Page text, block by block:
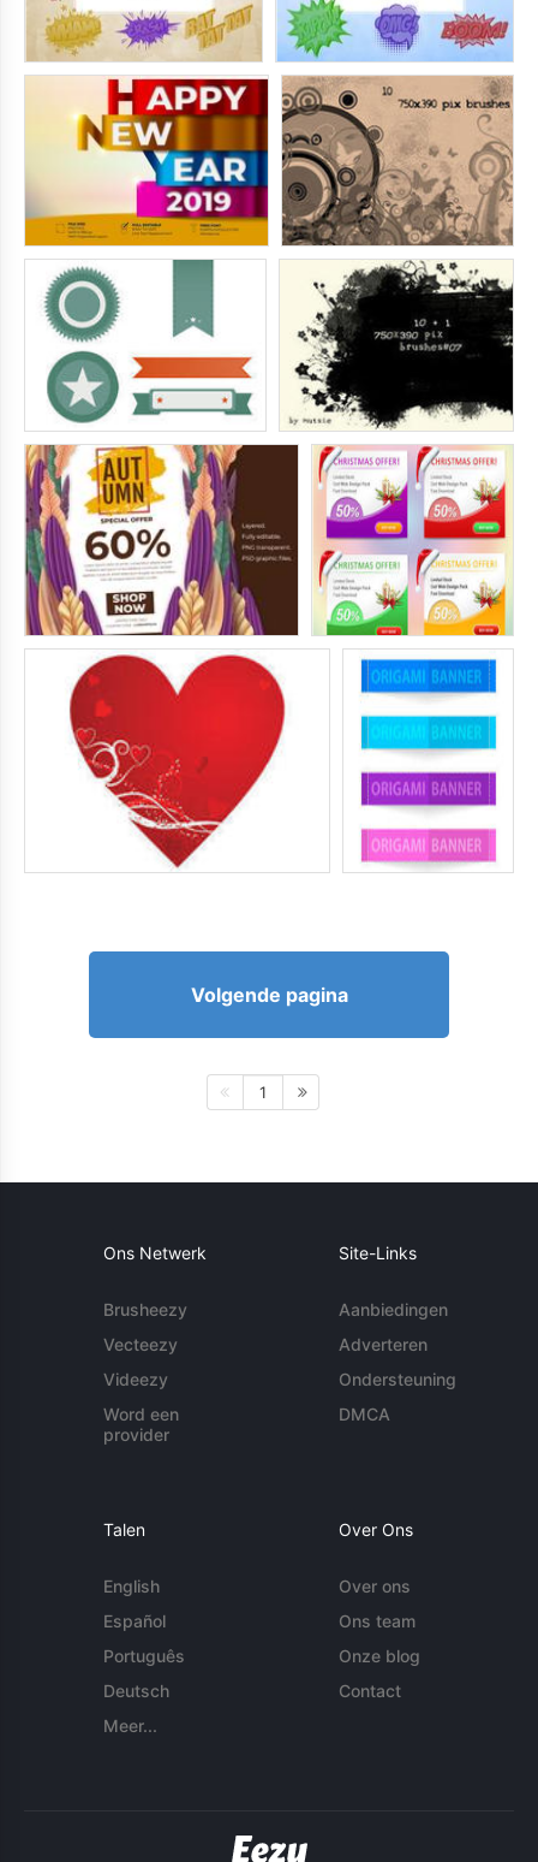
Volgende pagina
1
Ons Netwerk
Brusheezy
Vecteezy
Videezy
Word een
provider
Site-Links
Aanbiedingen
Adverteren
Ondersteuning
DMCA
Talen
English
Español
Português
Deutsch
Meer...
Over Ons
Over ons
Ons team
Onze blog
Contact